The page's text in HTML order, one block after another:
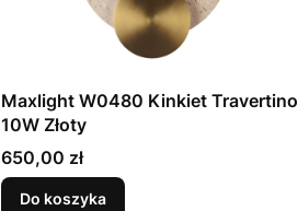
Maxlight W0480 Kinkiet Travertino
10W Złoty
Cena
650,00 zł
Do koszyka